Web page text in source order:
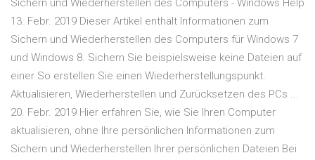
Sichern und Wiederherstellen des Computers - Windows Help
13. Febr. 2019 Dieser Artikel enthält Informationen zum
Sichern und Wiederherstellen des Computers für Windows 7
und Windows 8. Sichern Sie beispielsweise keine Dateien auf
einer So erstellen Sie einen Wiederherstellungspunkt.
Aktualisieren, Wiederherstellen und Zurücksetzen des PCs ...
20. Febr. 2019 Hier erfahren Sie, wie Sie Ihren Computer
aktualisieren, ohne Ihre persönlichen Informationen zum
Sichern und Wiederherstellen Ihrer persönlichen Dateien Bei